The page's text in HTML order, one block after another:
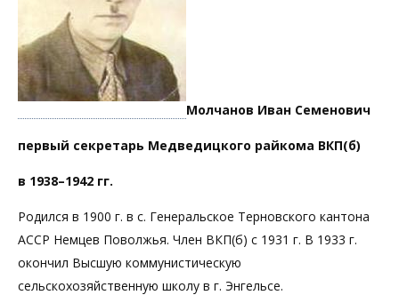
Молчанов Иван Семенович
первый секретарь Медведицкого райкома ВКП(б)
в 1938–1942 гг.
Родился в 1900 г. в с. Генеральское Терновского кантона
АССР Немцев Поволжья. Член ВКП(б) с 1931 г. В 1933 г.
окончил Высшую коммунистическую
сельскохозяйственную школу в г. Энгельсе.